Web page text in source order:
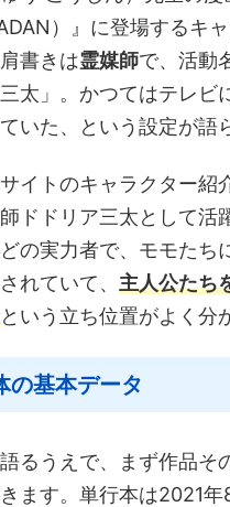
）』に登場するキ
書きは霊媒師で、活動
三太」。かつてはテレビ
いた、という設定が語
イトのキャラクター紹
ドドリア三太として活
の実力者で、モモたち
れていて、 主人公たち
という立ち位置がよく分
の基本データ
るうえで、まず作品そ
ます。単行本は2021